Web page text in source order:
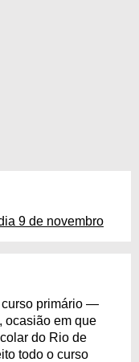
9 de novembro
primário —
ocasião em que
do Rio de
todo o curso